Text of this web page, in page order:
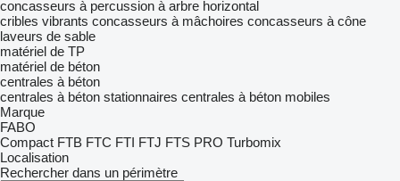
concasseurs à percussion à arbre horizontal
cribles vibrants concasseurs à mâchoires concasseurs à cône
laveurs de sable
matériel de TP
matériel de béton
centrales à béton
centrales à béton stationnaires centrales à béton mobiles
Marque
FABO
Compact FTB FTC FTI FTJ FTS PRO Turbomix
Localisation
Rechercher dans un périmètre